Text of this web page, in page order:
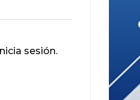
sesión.